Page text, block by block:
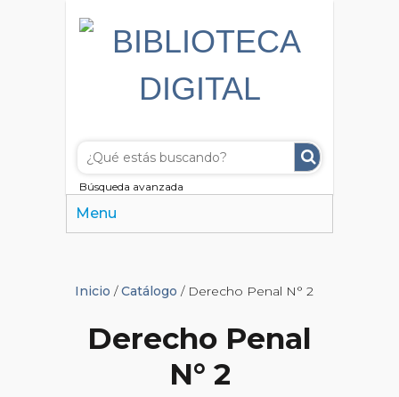
Búsqueda avanzada
Menu
Inicio /Catálogo / Derecho Penal N° 2
Derecho Penal
N° 2